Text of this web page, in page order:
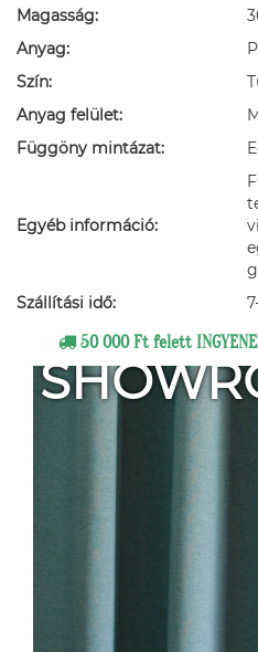
Magasság:
Anyag:
Szín:
Anyag felület:
Függöny mintázat:
Egyéb információ:
Szállítási idő:
50 000 Ft felett